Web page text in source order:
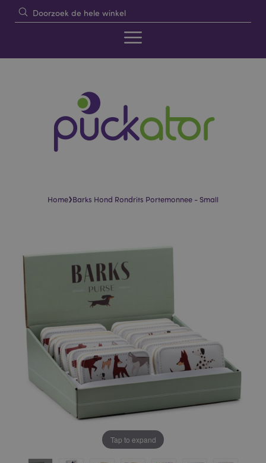
Home›Barks Hond Rondrits Portemonnee - Small
end
images
gallery
beginning
images
gallery
Tap to expand